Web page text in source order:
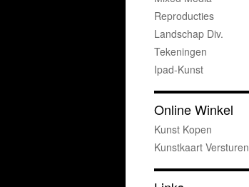
Reproducties
Landschap Div.
Tekeningen
Ipad-Kunst
Online Winkel
Kunst Kopen
Kunstkaart Versturen